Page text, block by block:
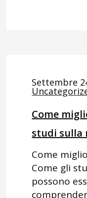
Settembre
Come
studi sulla
Come
Come gli
possono